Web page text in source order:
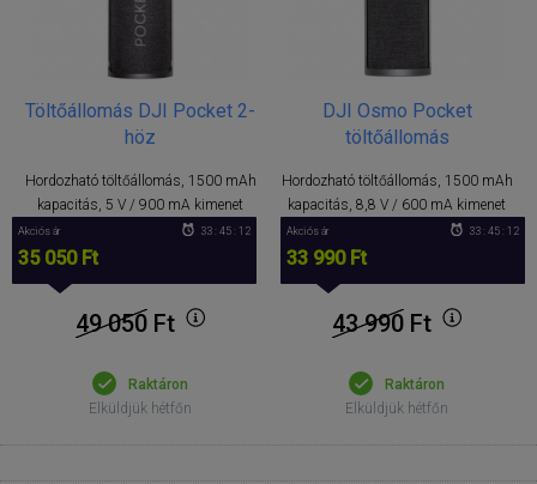
Töltőállomás DJI Pocket 2-
höz
Hordozható töltőállomás, 1500 mAh
kapacitás, 5 V / 900 mA kimenet
Akciós ár
35 050 Ft
33 : 45 : 12
49 050Ft
Raktáron
Elküldjük hétfőn
DJI Osmo Pocket
töltőállomás
Hordozható töltőállomás, 1500 mAh
kapacitás, 8,8 V / 600 mA kimenet
Akciós ár
33 990 Ft
33 : 45 : 12
43 990Ft
Raktáron
Elküldjük hétfőn